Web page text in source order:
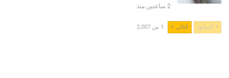
2 ساعتين منذ
السابق التالي 1 من 2,007